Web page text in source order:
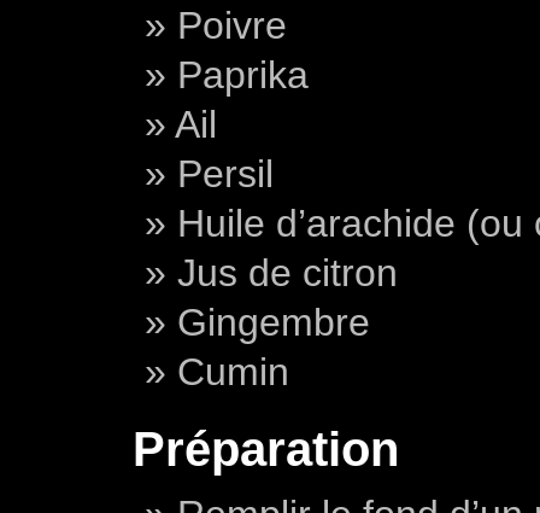
Poivre
Paprika
Ail
Persil
Huile d’arachide (ou
Jus de citron
Gingembre
Cumin
Préparation